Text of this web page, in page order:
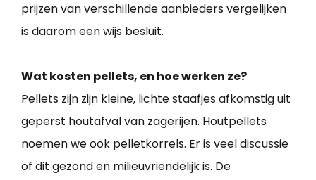
prijzen van verschillende aanbieders vergelijken
is daarom een wijs besluit.
Wat kosten pellets, en hoe werken ze?
Pellets zijn zijn kleine, lichte staafjes afkomstig uit
geperst houtafval van zagerijen. Houtpellets
noemen we ook pelletkorrels. Er is veel discussie
of dit gezond en milieuvriendelijk is. De